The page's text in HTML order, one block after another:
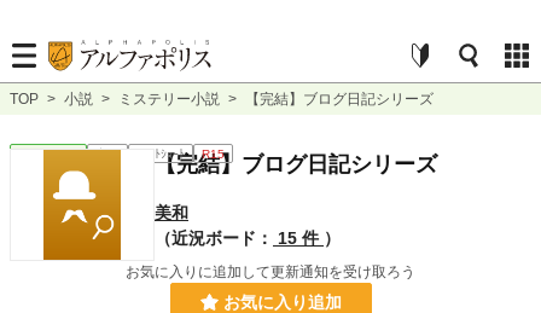
TOP > 小説 > ミステリー小説 > 【完結】ブログ日記シリーズ
ミステリー 完結 ｼｮｰﾄｼｮｰﾄ R15
【完結】ブログ日記シリーズ
美和
（近況ボード：
15 件 ）
お気に入りに追加して更新通知を受け取ろう
お気に入り追加